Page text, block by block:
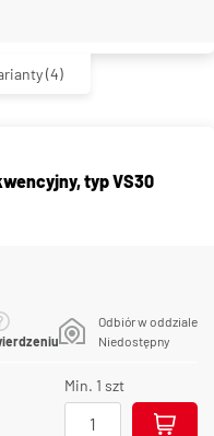
(4)
typ VS30
Odbiór w oddziale
Niedostępny
Min. 1 szt